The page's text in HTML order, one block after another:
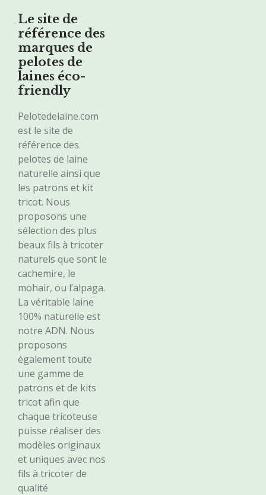
Le site de
référence des
marques de
pelotes de
laines éco-
friendly
Pelotedelaine.com
est le site de
référence des
pelotes de laine
naturelle ainsi que
les patrons et kit
tricot. Nous
proposons une
sélection des plus
beaux fils à tricoter
naturels que sont le
cachemire, le
mohair, ou l’alpaga.
La véritable laine
100% naturelle est
notre ADN. Nous
proposons
également toute
une gamme de
patrons et de kits
tricot afin que
chaque tricoteuse
puisse réaliser des
modèles originaux
et uniques avec nos
fils à tricoter de
qualité